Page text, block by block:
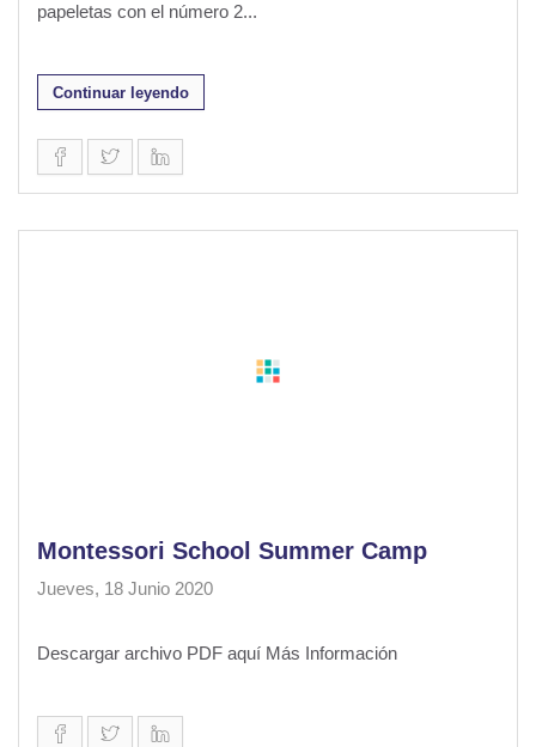
papeletas con el número 2...
Continuar leyendo
Montessori School Summer Camp
Jueves, 18 Junio 2020
Descargar archivo PDF aquí Más Información